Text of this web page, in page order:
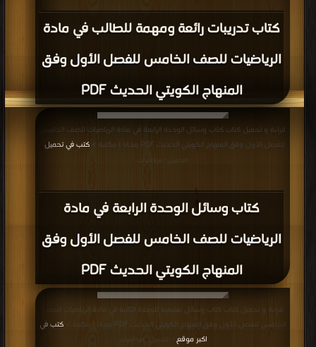
كتاب تدريبات رائعة ومهمة للطالب في مادة
الرياضيات للصف الخامس للفصل الأول وفق
المنهاج الكويتي الحديث PDF
كتاب وسائل الوحدة الرابعة في مادة
الرياضيات للصف الخامس للفصل الأول وفق
المنهاج الكويتي الحديث PDF
قراءة و تحميل كتاب كتاب وسائل الوحدة الرابعة في مادة الرياضيات للصف الخامس
للفصل الأول وفق المنهاج الكويتي الحديث PDF مجانا | مكتبة >
كتب في تحميل
التحميل : مرة/مرات
قراءة و تحميل كتاب كتاب وسائل تعليمية للوحدة الثانية في مادة الرياضيات للصف
الخامس للفصل الأول وفق المنهاج الكويتي الحديث PDF مجانا | مكتبة >
كتب في
اكبر موقع
| التحميل : مرة/مرات